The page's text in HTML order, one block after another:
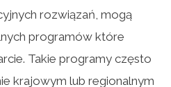
rozwiązań, mogą
programów które
Takie programy często
krajowym lub regionalnym